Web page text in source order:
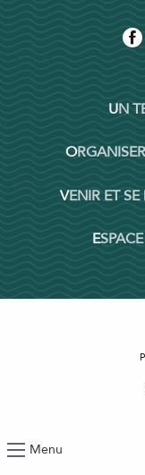
Menu
UN
VENIR ET